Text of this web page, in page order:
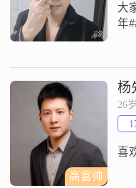
大
年
到
的
历
默
给
得
高富帅
杨
26岁
喜